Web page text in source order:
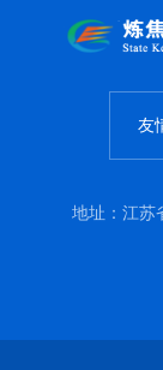
友
地址：江苏